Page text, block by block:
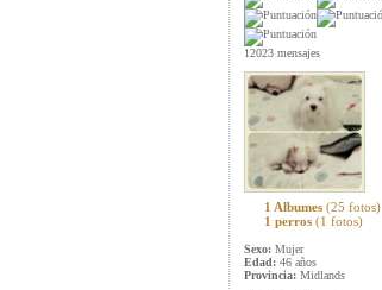
12023 mensajes
1 Albumes (25 fotos)
1 perros (1 fotos)
Sexo: Mujer
Edad: 46 años
Provincia: Midlands